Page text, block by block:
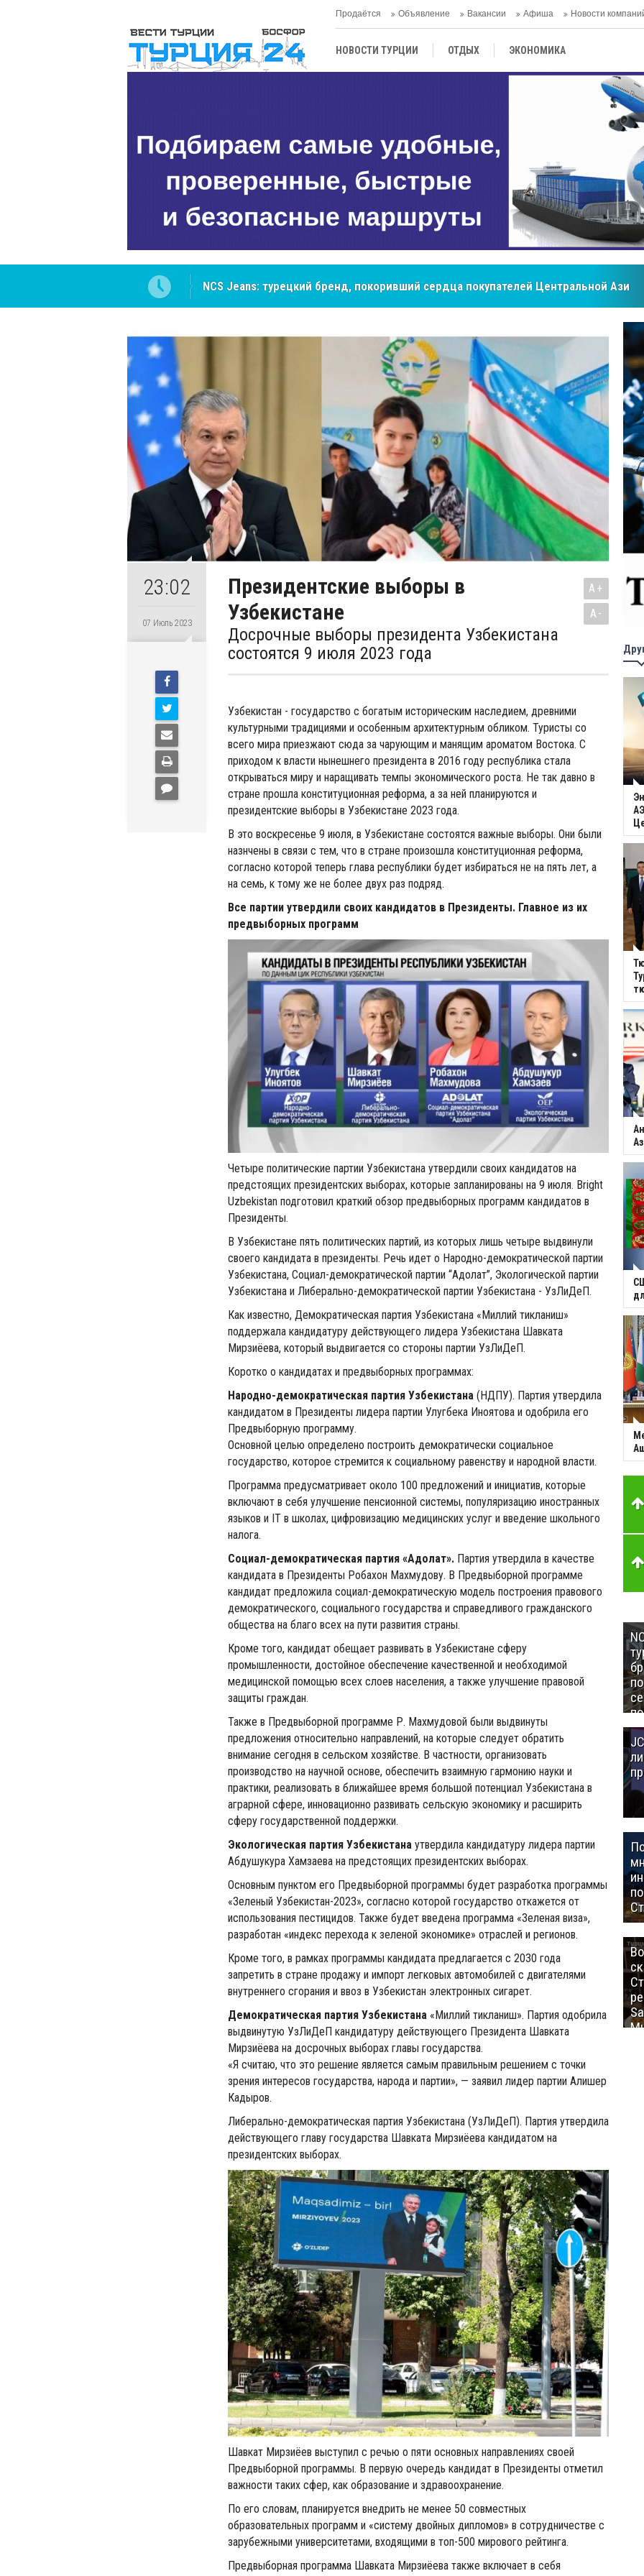
Продаётся Объявление Вакансии Афиша Новости
НОВОСТИ ТУРЦИИ ОТДЫХ ЭКОНОМИКА
ЦЕНТРАЛЬНАЯ АЗИЯ
Cottonhill покоряет мировые рынки
23:02
07 Июль 2023
Президентские выборы в
Узбекистане
Досрочные выборы президента Узбекистана
состоятся 9 июля 2023 года
A+
A-
Узбекистан - государство с богатым историческим наследием, древними
культурными традициями и особенным архитектурным обликом. Туристы со
всего мира приезжают сюда за чарующим и манящим ароматом Востока. С
приходом к власти нынешнего президента в 2016 году республика стала
открываться миру и наращивать темпы экономического роста. Не так давно в
стране прошла конституционная реформа, а за ней планируются и
президентские выборы в Узбекистане 2023 года.
В это воскресенье 9 июля, в Узбекистане состоятся важные выборы. Они были
назнчены в связи с тем, что в стране произошла конституционная реформа,
согласно которой теперь глава республики будет избираться не на пять лет, а
на семь, к тому же не более двух раз подряд.
Все партии утвердили своих кандидатов в Президенты. Главное из их
предвыборных программ
Четыре политические партии Узбекистана утвердили своих кандидатов на
предстоящих президентских выборах, которые запланированы на 9 июля. Bright
Uzbekistan подготовил краткий обзор предвыборных программ кандидатов в
Президенты.
В Узбекистане пять политических партий, из которых лишь четыре выдвинули
своего кандидата в президенты. Речь идет о Народно-демократической партии
Узбекистана, Социал-демократической партии “Адолат”, Экологической партии
Узбекистана и Либерально-демократической партии Узбекистана - УзЛиДеП.
Как известно, Демократическая партия Узбекистана «Миллий тикланиш»
поддержала кандидатуру действующего лидера Узбекистана Шавката
Мирзиёева, который выдвигается со стороны партии УзЛиДеП.
Коротко о кандидатах и предвыборных программах:
Народно-демократическая партия Узбекистана (НДПУ). Партия утвердила
кандидатом в Президенты лидера партии Улугбека Иноятова и одобрила его
Предвыборную программу.
Основной целью определено построить демократически социальное
государство, которое стремится к социальному равенству и народной власти.
Программа предусматривает около 100 предложений и инициатив, которые
включают в себя улучшение пенсионной системы, популяризацию иностранных
языков и IT в школах, цифровизацию медицинских услуг и введение школьного
налога.
Социал-демократическая партия «Адолат». Партия утвердила в качестве
кандидата в Президенты Робахон Махмудову. В Предвыборной программе
кандидат предложила социал-демократическую модель построения правового
демократического, социального государства и справедливого гражданского
общества на благо всех на пути развития страны.
Кроме того, кандидат обещает развивать в Узбекистане сферу
промышленности, достойное обеспечение качественной и необходимой
медицинской помощью всех слоев населения, а также улучшение правовой
защиты граждан.
Также в Предвыборной программе Р. Махмудовой были выдвинуты
предложения относительно направлений, на которые следует обратить
внимание сегодня в сельском хозяйстве. В частности, организовать
производство на научной основе, обеспечить взаимную гармонию науки и
практики, реализовать в ближайшее время большой потенциал Узбекистана в
аграрной сфере, инновационно развивать сельскую экономику и расширить
сферу государственной поддержки.
Экологическая партия Узбекистана утвердила кандидатуру лидера партии
Абдушукура Хамзаева на предстоящих президентских выборах.
Основным пунктом его Предвыборной программы будет разработка программы
«Зеленый Узбекистан-2023», согласно которой государство откажется от
использования пестицидов. Также будет введена программа «Зеленая виза»,
разработан «индекс перехода к зеленой экономике» отраслей и регионов.
Кроме того, в рамках программы кандидата предлагается с 2030 года
запретить в стране продажу и импорт легковых автомобилей с двигателями
внутреннего сгорания и ввоз в Узбекистан электронных сигарет.
Демократическая партия Узбекистана «Миллий тикланиш». Партия одобрила
выдвинутую УзЛиДеП кандидатуру действующего Президента Шавката
Мирзиёева на досрочных выборах главы государства.
«Я считаю, что это решение является самым правильным решением с точки
зрения интересов государства, народа и партии», — заявил лидер партии Алишер
Кадыров.
Либерально-демократическая партия Узбекистана (УзЛиДеП). Партия утвердила
действующего главу государства Шавката Мирзиёева кандидатом на
президентских выборах.
Шавкат Мирзиёев выступил с речью о пяти основных направлениях своей
Предвыборной программы. В первую очередь кандидат в Президенты отметил
важности таких сфер, как образование и здравоохранение.
По его словам, планируется внедрить не менее 50 совместных
образовательных программ и «систему двойных дипломов» в сотрудничестве с
зарубежными университетами, входящими в топ-500 мирового рейтинга.
Предвыборная программа Шавката Мирзиёева также включает в себя